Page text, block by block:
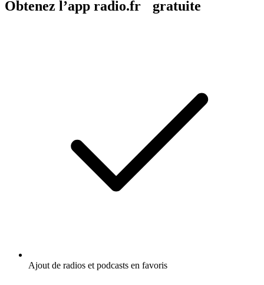
Obtenez l’app radio.fr gratuite
Ajout de radios et podcasts en favoris